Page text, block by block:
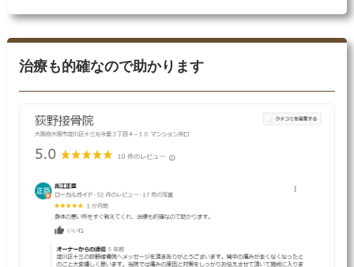
治療も的確なので助かります